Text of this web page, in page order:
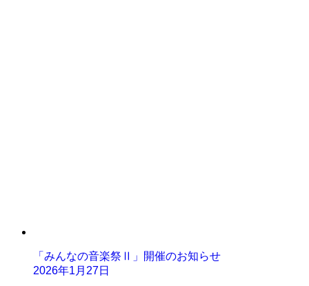
「みんなの音楽祭Ⅱ」開催のお知らせ
2026年1月27日